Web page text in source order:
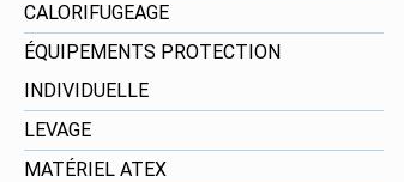
CALORIFUGEAGE
ÉQUIPEMENTS PROTECTION
INDIVIDUELLE
LEVAGE
MATÉRIEL ATEX